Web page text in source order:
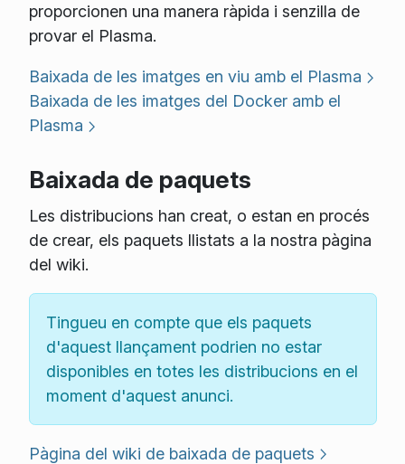
proporcionen una manera ràpida i senzilla de
provar el Plasma.
Baixada de les imatges en viu amb el Plasma
Baixada de les imatges del Docker amb el
Plasma
Baixada de paquets
Les distribucions han creat, o estan en procés
de crear, els paquets llistats a la nostra pàgina
del wiki.
Tingueu en compte que els paquets
d'aquest llançament podrien no estar
disponibles en totes les distribucions en el
moment d'aquest anunci.
Pàgina del wiki de baixada de paquets